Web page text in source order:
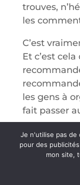
trouves,
les
C’est
Et c’est
les gens à
fait passer
Je n'utilise pas de
pour des
mon site,